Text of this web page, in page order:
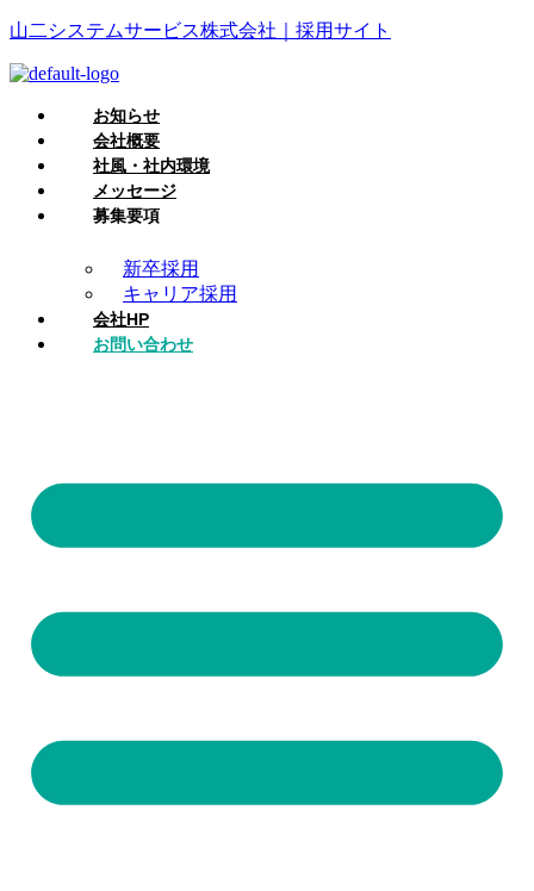
山二システムサービス株式会社｜採用サイト
お知らせ
会社概要
社風・社内環境
メッセージ
募集要項
新卒採用
キャリア採用
会社HP
お問い合わせ